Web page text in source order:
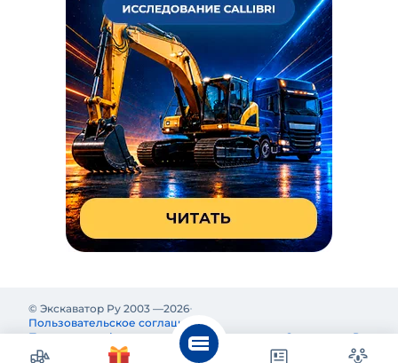
© Экскаватор Ру 2003 —2026
Пользовательское соглашение
Политика конфиденциальности
Реклама на Экскаватор Ру
Реклама и информация на Экскаватор.Ру предназначены